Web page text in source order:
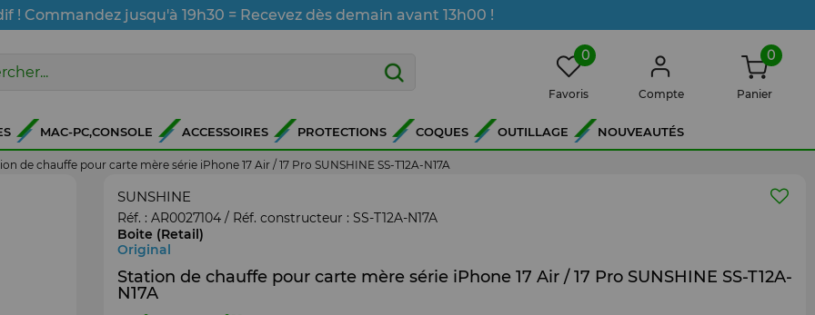
! Commandez jusqu'à 19h30 = Recevez dès demain avant 13h00 !
0
Favoris Compte
0
Panier
MAC-PC,CONSOLE ACCESSOIRES PROTECTIONS COQUES OUTILLAGE NOUVEAUTÉS
de chauffe pour carte mère série iPhone 17 Air / 17 Pro SUNSHINE SS-T12A-N17A
SUNSHINE
Réf. : AR0027104/ Réf. constructeur : SS-T12A-N17A
Boite (Retail)
Original
Station de chauffe pour carte mère série iPhone 17 Air / 17 Pro SUNSHINE SS-T12A-
N17A